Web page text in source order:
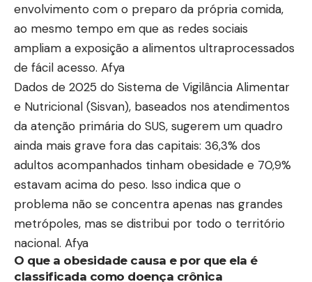
envolvimento com o preparo da própria comida,
ao mesmo tempo em que as redes sociais
ampliam a exposição a alimentos ultraprocessados
de fácil acesso. Afya
Dados de 2025 do Sistema de Vigilância Alimentar
e Nutricional (Sisvan), baseados nos atendimentos
da atenção primária do SUS, sugerem um quadro
ainda mais grave fora das capitais: 36,3% dos
adultos acompanhados tinham obesidade e 70,9%
estavam acima do peso. Isso indica que o
problema não se concentra apenas nas grandes
metrópoles, mas se distribui por todo o território
nacional. Afya
O que a obesidade causa e por que ela é
classificada como doença crônica